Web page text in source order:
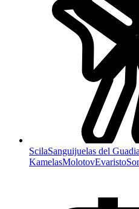
ScilaSanguijuelas del
KamelasMolotovEvaristo